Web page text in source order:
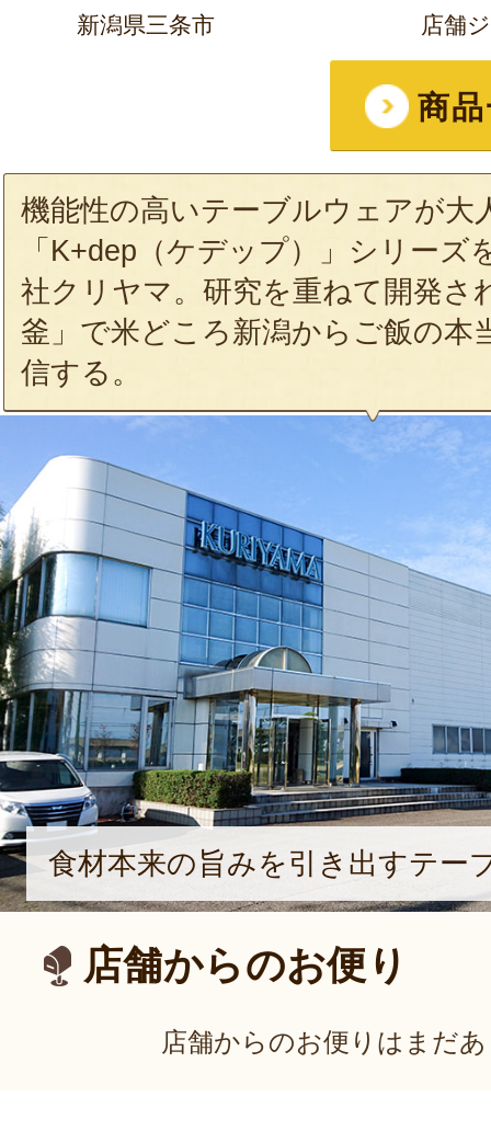
新潟県三条市 店舗
商
機能性の高いテーブルウェアが大
「K+dep（ケデップ）」シリーズ
社クリヤマ。研究を重ねて開発さ
釜」で米どころ新潟からご飯の本
信する。
食材本来の旨みを引き出すテー
店舗からのお便り
店舗からのお便りはまだ